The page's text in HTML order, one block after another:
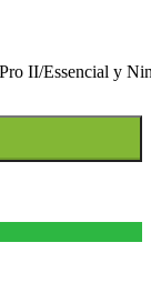
II/Essencial y